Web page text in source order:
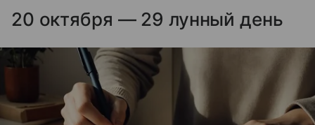
20 октября — 29 лунный день